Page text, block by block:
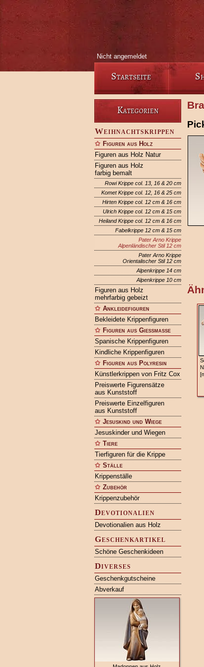
Nicht angemeldet
Startseite
Kategorien
Weihnachtskrippen
Figuren aus Holz
Figuren aus Holz Natur
Figuren aus Holz
farbig bemalt
Rowi Krippe col. 13, 16 & 20 cm
Komet Krippe col. 12, 16 & 25 cm
Hirten Krippe col. 12 cm & 16 cm
Ulrich Krippe col. 12 cm & 15 cm
Heiland Krippe col. 12 cm & 16 cm
Fabelkrippe 12 cm & 15 cm
Pater Arno Krippe
Alpenländischer Stil 12 cm
Pater Arno Krippe
Orientalischer Stil 12 cm
Alpenkrippe 14 cm
Alpenkrippe 10 cm
Figuren aus Holz
mehrfarbig gebeizt
Ankleidefiguren
Bekleidete Krippenfiguren
Figuren aus Gießmasse
Spanische Krippenfiguren
Kindliche Krippenfiguren
Figuren aus Polyresin
Künstlerkrippen von Fritz Cox
Preiswerte Figurensätze
aus Kunststoff
Preiswerte Einzelfiguren
aus Kunststoff
Jesuskind und Wiege
Jesuskinder und Wiegen
Tiere
Tierfiguren für die Krippe
Ställe
Krippenställe
Zubehör
Krippenzubehör
Devotionalien
Devotionalien aus Holz
Geschenkartikel
Schöne Geschenkideen
Diverses
Geschenkgutscheine
Abverkauf